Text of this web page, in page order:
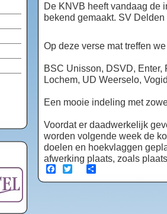
De KNVB heeft vandaag de
bekend gemaakt. SV
Op deze verse mat treffen
BSC Unisson, DSVD, Enter,
Lochem, UD Weerselo,
Een mooie indeling met
Voordat er daadwerkelijk
worden volgende week de
doelen en hoekvlaggen
afwerking plaats, zoals